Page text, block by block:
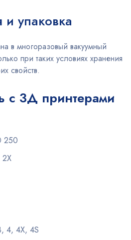
и упаковка
в многоразовый вакуумный
при таких условиях хранения
свойств.
с 3Д принтерами
250
2X
4, 4X, 4S